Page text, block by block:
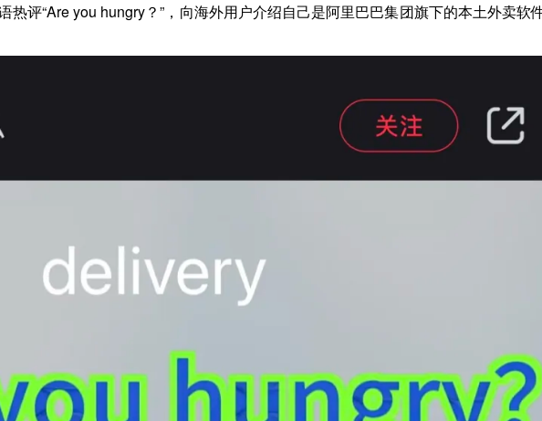
评“Are you hungry？”，向海外用户介绍自己是阿里巴巴集团旗下的本土外卖软